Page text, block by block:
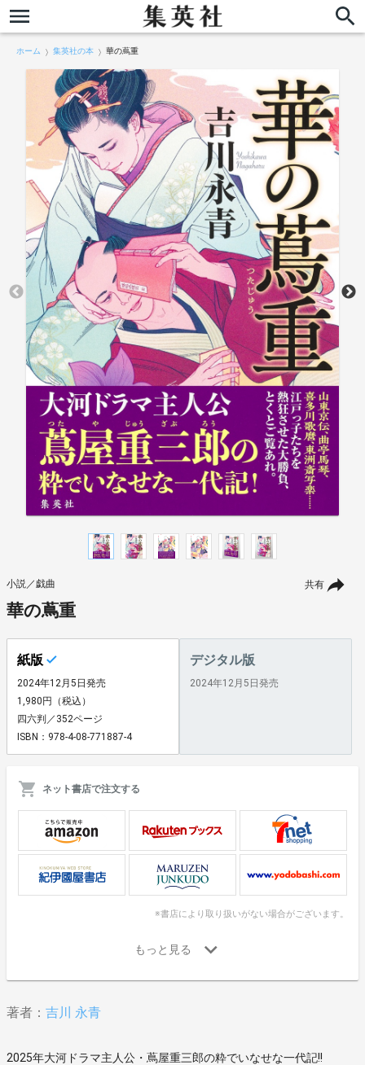
ホーム 集英社の本 華の蔦重
共有
小説／戯曲
華の蔦重
紙版
2024年12月5日発売
1,980円（税込）
四六判／352ページ
ISBN：978-4-08-771887-4
デジタル版
2024年12月5日発売
ネット書店で注文する
※書店により取り扱いがない場合がございます。
著者： 吉川 永青
2025年大河ドラマ主人公・蔦屋重三郎の粋でいなせな一代記!!